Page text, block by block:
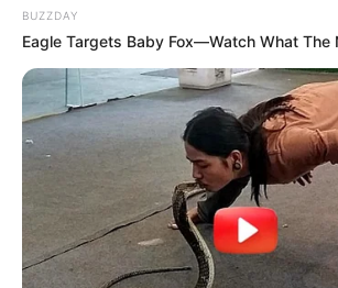
BUZZDAY
Eagle Targets Baby Fox—Watch What The